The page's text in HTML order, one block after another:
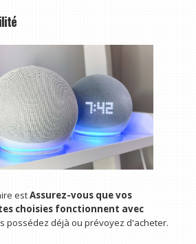
estAssurez-vous que vos
choisies fonctionnent avec
possédez déjà ou prévoyez d'acheter.